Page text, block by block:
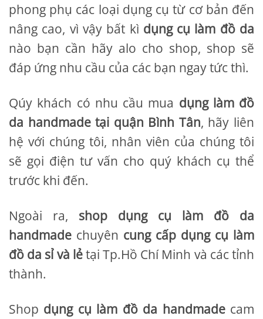
phong phụ các loại dụng cụ từ cơ bản đến
nâng cao, vì vậy bất kì dụng cụ làm đồ da
nào bạn cần hãy alo cho shop, shop sẽ
đáp ứng nhu cầu của các bạn ngay tức thì.
Qúy khách có nhu cầu mua dụng làm đồ
da handmade tại quận Bình Tân, hãy liên
hệ với chúng tôi, nhân viên của chúng tôi
sẽ gọi điện tư vấn cho quý khách cụ thể
trước khi đến.
Ngoài ra, shop dụng cụ làm đồ da
handmade chuyên cung cấp dụng cụ làm
đồ da sỉ và lẻtại Tp.Hồ Chí Minh và các tỉnh
thành.
Shop dụng cụ làm đồ da handmadecam